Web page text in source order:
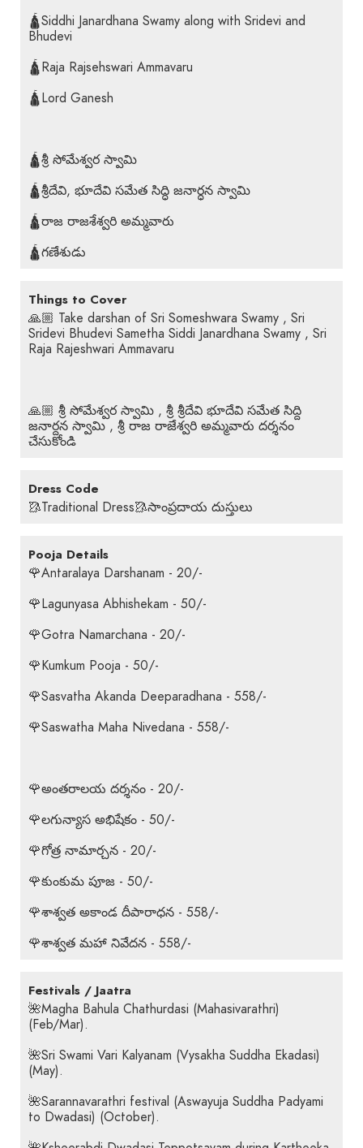
🛕Siddhi Janardhana Swamy along with Sridevi and
Bhudevi
🛕Raja Rajsehswari Ammavaru
🛕Lord Ganesh
🛕శ్రీ సోమేశ్వర స్వామి
🛕శ్రీదేవి, భూదేవి సమేత సిద్ధి జనార్ధన స్వామి
🛕రాజ రాజశేశ్వరి అమ్మవారు
🛕గణేశుడు
Things to Cover
🙏🏼 Take darshan of Sri Someshwara Swamy , Sri
Sridevi Bhudevi Sametha Siddi Janardhana Swamy , Sri
Raja Rajeshwari Ammavaru
🙏🏼 శ్రీ సోమేశ్వర స్వామి , శ్రీ శ్రీదేవి భూదేవి సమేత సిద్ది
జనార్దన స్వామి , శ్రీ రాజ రాజేశ్వరి అమ్మవారు దర్శనం
చేసుకోండి
Dress Code
🥻Traditional Dress🥻సాంప్రదాయ దుస్తులు
Pooja Details
🌹Antaralaya Darshanam - 20/-
🌹Lagunyasa Abhishekam - 50/-
🌹Gotra Namarchana - 20/-
🌹Kumkum Pooja - 50/-
🌹Sasvatha Akanda Deeparadhana - 558/-
🌹Saswatha Maha Nivedana - 558/-
🌹అంతరాలయ దర్శనం - 20/-
🌹లగున్యాస అభిషేకం - 50/-
🌹గోత్ర నామార్చన - 20/-
🌹కుంకుమ పూజ - 50/-
🌹శాశ్వత అకాండ దీపారాధన - 558/-
🌹శాశ్వత మహా నివేదన - 558/-
Festivals / Jaatra
🌺Magha Bahula Chathurdasi (Mahasivarathri)
(Feb/Mar).
🌺Sri Swami Vari Kalyanam (Vysakha Suddha Ekadasi)
(May).
🌺Sarannavarathri festival (Aswayuja Suddha Padyami
to Dwadasi) (October).